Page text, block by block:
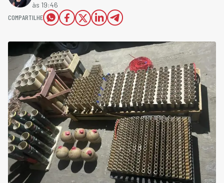
às 19:46
COMPARTILHE